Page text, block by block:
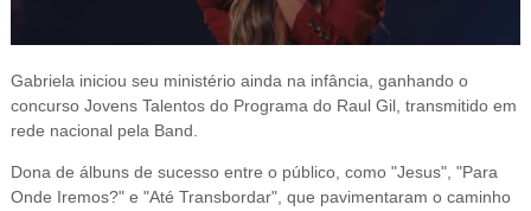
Gabriela iniciou seu ministério ainda na infância, ganhando o
concurso Jovens Talentos do Programa do Raul Gil, transmitido em
rede nacional pela Band.
Dona de álbuns de sucesso entre o público, como "Jesus", "Para
Onde Iremos?" e "Até Transbordar", que pavimentaram o caminho